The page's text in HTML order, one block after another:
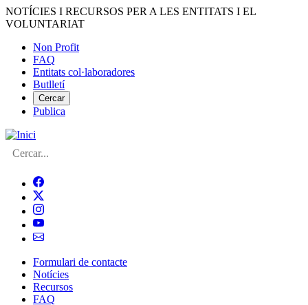
Vés
al
NOTÍCIES I RECURSOS PER A LES ENTITATS I EL
VOLUNTARIAT
Menú
del
compte
d'usuari
Non Profit
FAQ
Entitats col·laboradores
Butlletí
Cercar
Publica
Cerca
Navegació
principal
Formulari de contacte
Notícies
Recursos
FAQ